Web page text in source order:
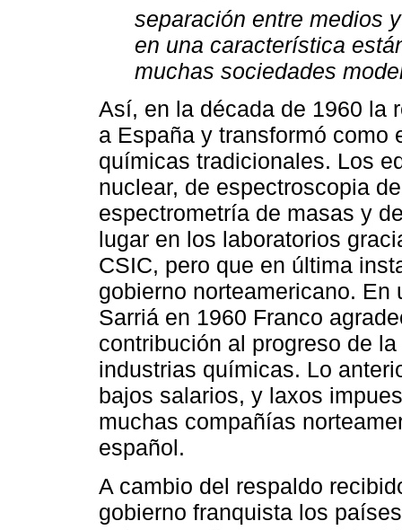
separación entre medios
en una característica
muchas sociedades
Así, en la década de 1960 la
a España y transformó como
químicas tradicionales. Los
nuclear, de espectroscopia
espectrometría de masas y
lugar en los laboratorios
CSIC, pero que en última
gobierno norteamericano.
Sarriá en 1960 Franco
contribución al progreso de
industrias químicas. Lo
bajos salarios, y laxos
muchas compañías
español.
A cambio del respaldo
gobierno franquista los